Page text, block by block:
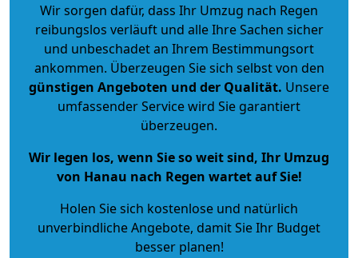
Wir sorgen dafür, dass Ihr Umzug nach Regen
reibungslos verläuft und alle Ihre Sachen sicher
und unbeschadet an Ihrem Bestimmungsort
ankommen. Überzeugen Sie sich selbst von den
günstigen Angeboten und der Qualität. Unsere
umfassender Service wird Sie garantiert
überzeugen.
Wir legen los, wenn Sie so weit sind, Ihr Umzug
von Hanau nach Regen wartet auf Sie!
Holen Sie sich kostenlose und natürlich
unverbindliche Angebote, damit Sie Ihr Budget
besser planen!